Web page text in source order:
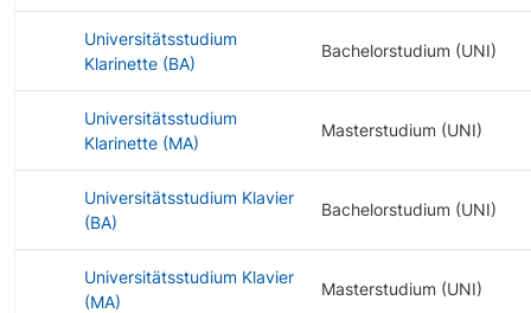
Universitätsstudium
Klarinette (BA)
Bachelorstudium (UNI)
Universitätsstudium
Klarinette (MA)
Masterstudium (UNI)
Universitätsstudium Klavier
(BA)
Bachelorstudium (UNI)
Universitätsstudium Klavier
(MA)
Masterstudium (UNI)